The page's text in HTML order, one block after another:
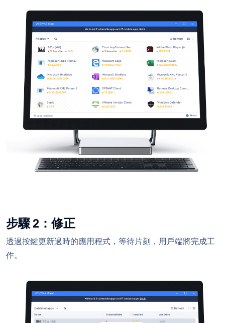
步驟 2：修正
透過按鍵更新過時的應用程式，等待片刻，用戶端將完成工
作。